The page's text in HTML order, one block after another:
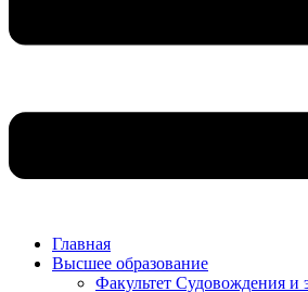
Главная
Высшее образование
Факультет Судовождения и